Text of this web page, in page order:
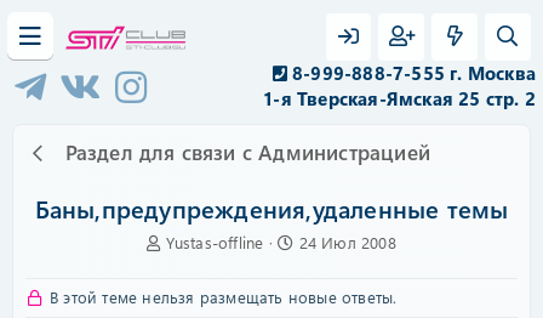
8-999-888-7-555 г. Москва
1-я Тверская-Ямская 25 стр. 2
Раздел для связи с Администрацией
Баны,предупреждения,удаленные темы
А
о
Yustas-offline
Д
а
24 Июл 2008
В этой теме нельзя размещать новые ответы.